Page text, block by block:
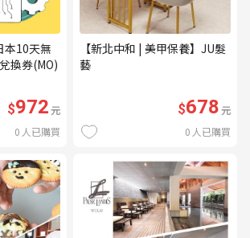
本10天無
換券(MO)
$972元
0 人已購買
【新北中和 | 美甲保養】JU髮
藝
$678元
0 人已購買